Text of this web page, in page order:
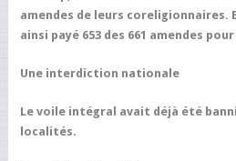
amendes de leurs coreligionnaires.
ainsi payé 653 des 661 amendes
Une interdiction nationale
Le voile intégral avait déjà été
localités.